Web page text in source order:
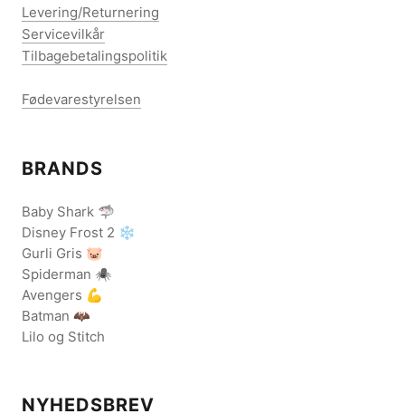
Levering/Returnering
Servicevilkår
Tilbagebetalingspolitik
Fødevarestyrelsen
BRANDS
Baby Shark 🦈
Disney Frost 2 ❄️
Gurli Gris 🐷
Spiderman 🕷️
Avengers 💪
Batman 🦇
Lilo og Stitch
NYHEDSBREV